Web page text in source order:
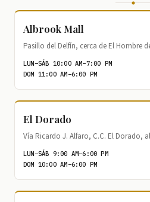
Albrook Mall
Pasillo del Delfín, cerca de El Hombre
LUN–SÁB 10:00 AM–7:00 PM
DOM 11:00 AM–6:00 PM
El Dorado
Vía Ricardo J. Alfaro, C.C. El Dorado,
LUN–SÁB 9:00 AM–6:00 PM
DOM 10:00 AM–6:00 PM